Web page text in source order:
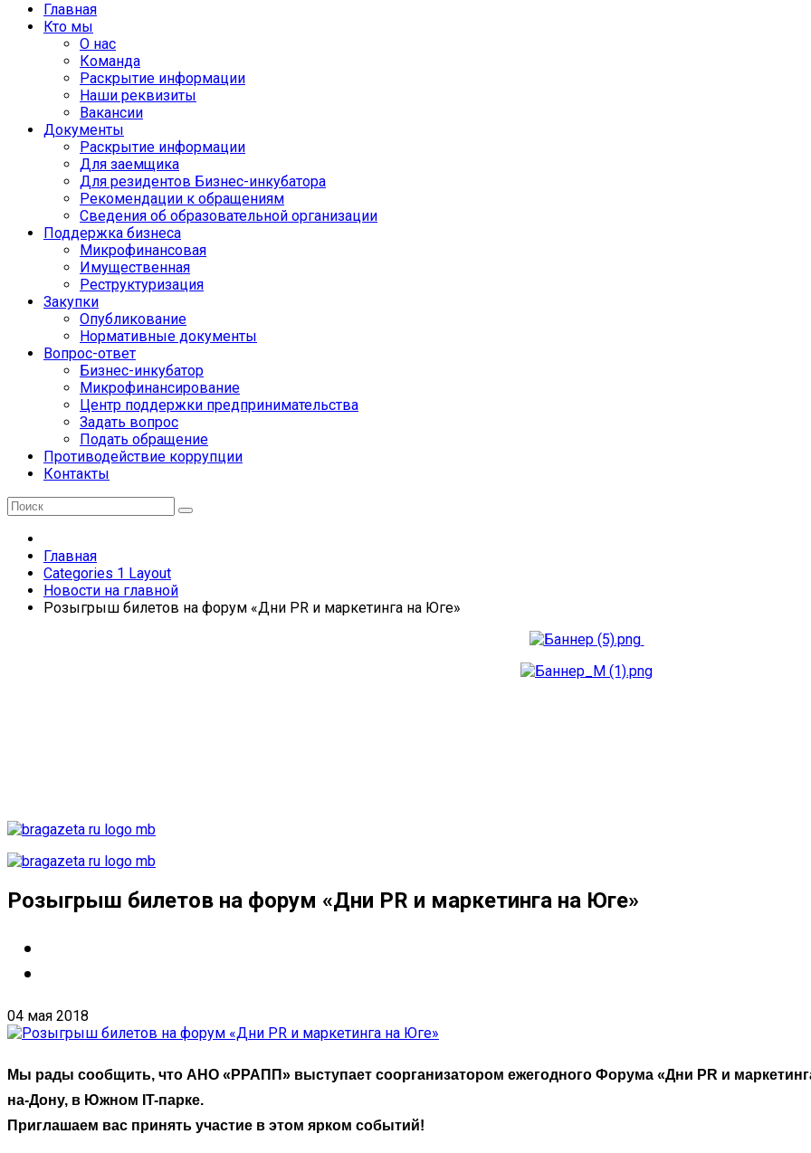
Главная
Кто мы
О нас
Команда
Раскрытие информации
Наши реквизиты
Вакансии
Документы
Раскрытие информации
Для заемщика
Для резидентов Бизнес-инкубатора
Рекомендации к обращениям
Сведения об образовательной организации
Поддержка бизнеса
Микрофинансовая
Имущественная
Реструктуризация
Закупки
Опубликование
Нормативные документы
Вопрос-ответ
Бизнес-инкубатор
Микрофинансирование
Центр поддержки предпринимательства
Задать вопрос
Подать обращение
Противодействие коррупции
Контакты
Главная
Categories 1 Layout
Новости на главной
Розыгрыш билетов на форум «Дни PR и маркетинга на Юге»
Розыгрыш билетов на форум «Дни PR и маркетинга на Юге»
04 мая 2018
Мы рады сообщить, что АНО «РРАПП» выступает соорганизатором ежегодного Форума «Дни PR и
на-Дону, в Южном IT-парке.
Приглашаем вас принять участие в этом ярком событий!